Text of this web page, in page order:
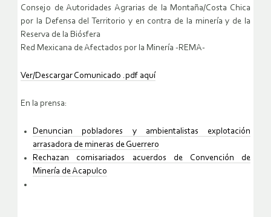
Consejo de Autoridades Agrarias de la Montaña/Costa Chica
por la Defensa del Territorio y en contra de la minería y de la
Reserva de la Biósfera
Red Mexicana de Afectados por la Minería -REMA-
Ver/Descargar Comunicado .pdf aquí
En la prensa:
Denuncian pobladores y ambientalistas explotación
arrasadora de mineras de Guerrero
Rechazan comisariados acuerdos de Convención de
Minería de Acapulco